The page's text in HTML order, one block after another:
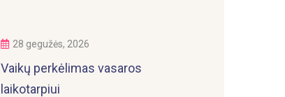
28 gegužės, 2026
Vaikų perkėlimas vasaros
laikotarpiui